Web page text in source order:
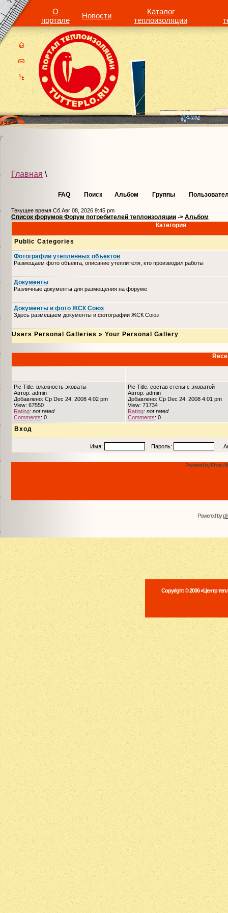
О
портале
Новости
Каталог
теплоизоляции
Главная \
FAQ Поиск Альбом Группы
Текущее время Сб Авг 08, 2026 9:45 pm
Список форумов Форум потребителей теплоизоляции -> Альбом
Категория
Public Categories
Фотографии утепленных объектов
Размещаем фото объекта, описание утеплителя, кто производил работы
Документы
Различные документы для размещения на форуме
Документы и фото ЖСК Союз
Здесь размещаем документы и фотографии ЖСК Союз
Users Personal Galleries » Your Personal Gallery
Pic Title: влажность эковаты
Автор: admin
Добавлено: Ср Dec 24, 2008 4:02 pm
View: 67550
Rating: not rated
Comments: 0
Pic Title: состав стены с эковатой
Автор: admin
Добавлено: Ср Dec 24, 2008 4:01 pm
View: 71734
Rating: not rated
Comments: 0
Вход
Имя: Пароль:
Powered by Photo
Powered by
Copyright © 2006 «Центр